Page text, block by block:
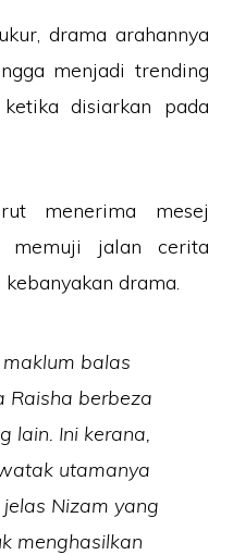
drama arahannya
menjadi trending
disiarkan pada
menerima mesej
memuji jalan cerita
drama.
balas
Raisha berbeza
lain. Ini kerana,
utamanya
Nizam yang
menghasilkan